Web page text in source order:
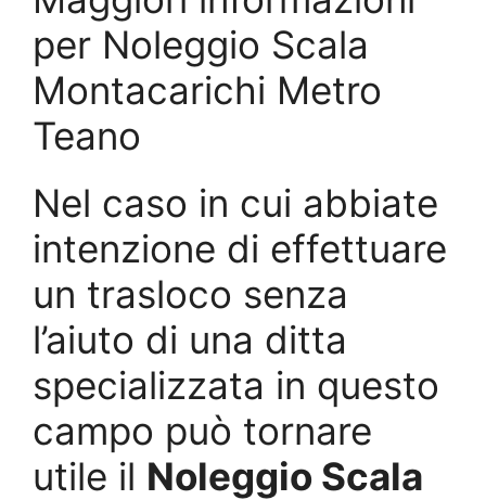
per Noleggio Scala
Montacarichi Metro
Teano
Nel caso in cui abbiate
intenzione di effettuare
un trasloco senza
l’aiuto di una ditta
specializzata in questo
campo può tornare
utile il Noleggio Scala